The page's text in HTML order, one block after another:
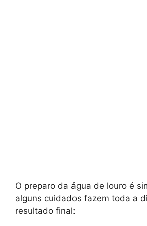
O preparo da água de louro é
alguns cuidados fazem toda a
resultado final: